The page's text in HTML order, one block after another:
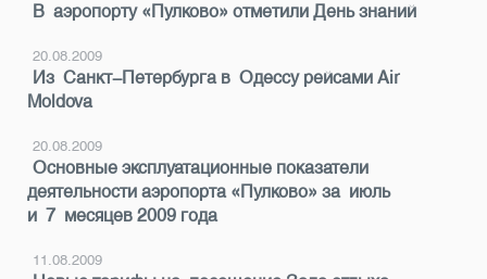
В аэропорту «Пулково» отметили День знаний
20.08.2009
Из Санкт-Петербурга в Одессу рейсами Air
Moldova
20.08.2009
Основные эксплуатационные показатели
деятельности аэропорта «Пулково» за июль
и 7 месяцев 2009 года
11.08.2009